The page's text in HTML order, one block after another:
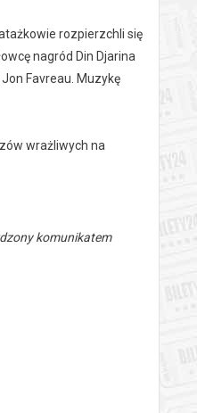
rozpierzchli się
nagród Din Djarina
Favreau. Muzykę
wrażliwych na
komunikatem